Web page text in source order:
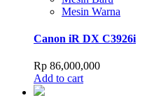
Mesin Warna
Canon iR DX C3926i
Rp 86,000,000
Add to cart